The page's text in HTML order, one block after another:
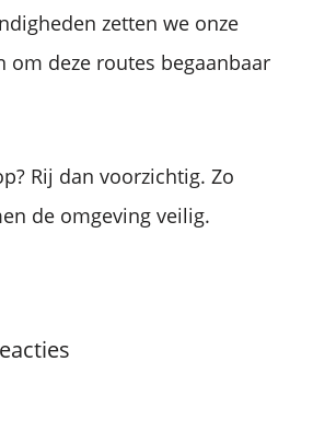
zetten we onze
om deze routes begaanbaar
Rij dan voorzichtig. Zo
de omgeving veilig.